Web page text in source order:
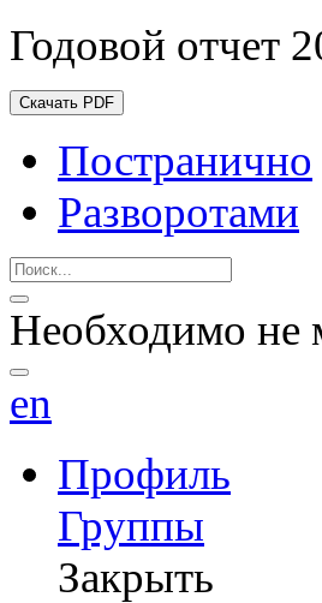
Годовой отчет
Скачать PDF
Постранично
Разворотами
Необходимо не
en
Профиль
Группы
Закрыть